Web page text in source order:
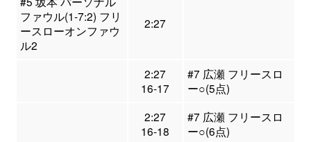
ファウル(1-7:2) フリ
ースローオンファウ
ル2
2:27
2:27
16-17
#7 広瀬 フリースロ
ー○(5点)
2:27
16-18
#7 広瀬 フリースロ
ー○(6点)